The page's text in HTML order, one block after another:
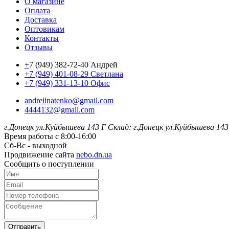
Оплата
Доставка
Оптовикам
Контакты
Отзывы
+7 (949) 382-72-40 Андрей
+7 (949) 401-08-29 Светлана
+7 (949) 331-13-10 Офис
andreiinatenko@gmail.com
4444132@gmail.com
г.Донецк ул.Куйбышева 143 Г Склад: г.Донецк ул.Куйбышева
Время работы с 8:00-16:00
Сб-Вс - выходной
Продвижение сайта nebo.dn.ua
Сообщить о поступлении
Отправить